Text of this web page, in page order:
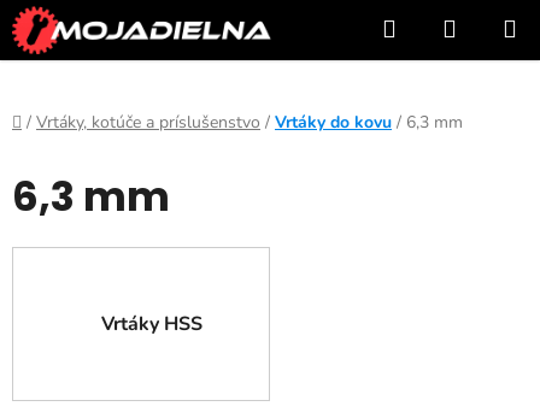
Prejsť
na
obsah
Hľadať
KOŠÍK
Domov
/ Vrtáky, kotúče a príslušenstvo / Vrtáky do kovu / 6,3 mm
6,3 mm
Vrtáky HSS